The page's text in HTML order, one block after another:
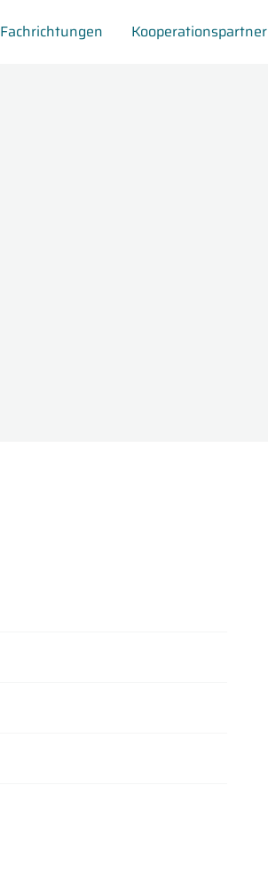
Fachrichtungen Kooperationspartner